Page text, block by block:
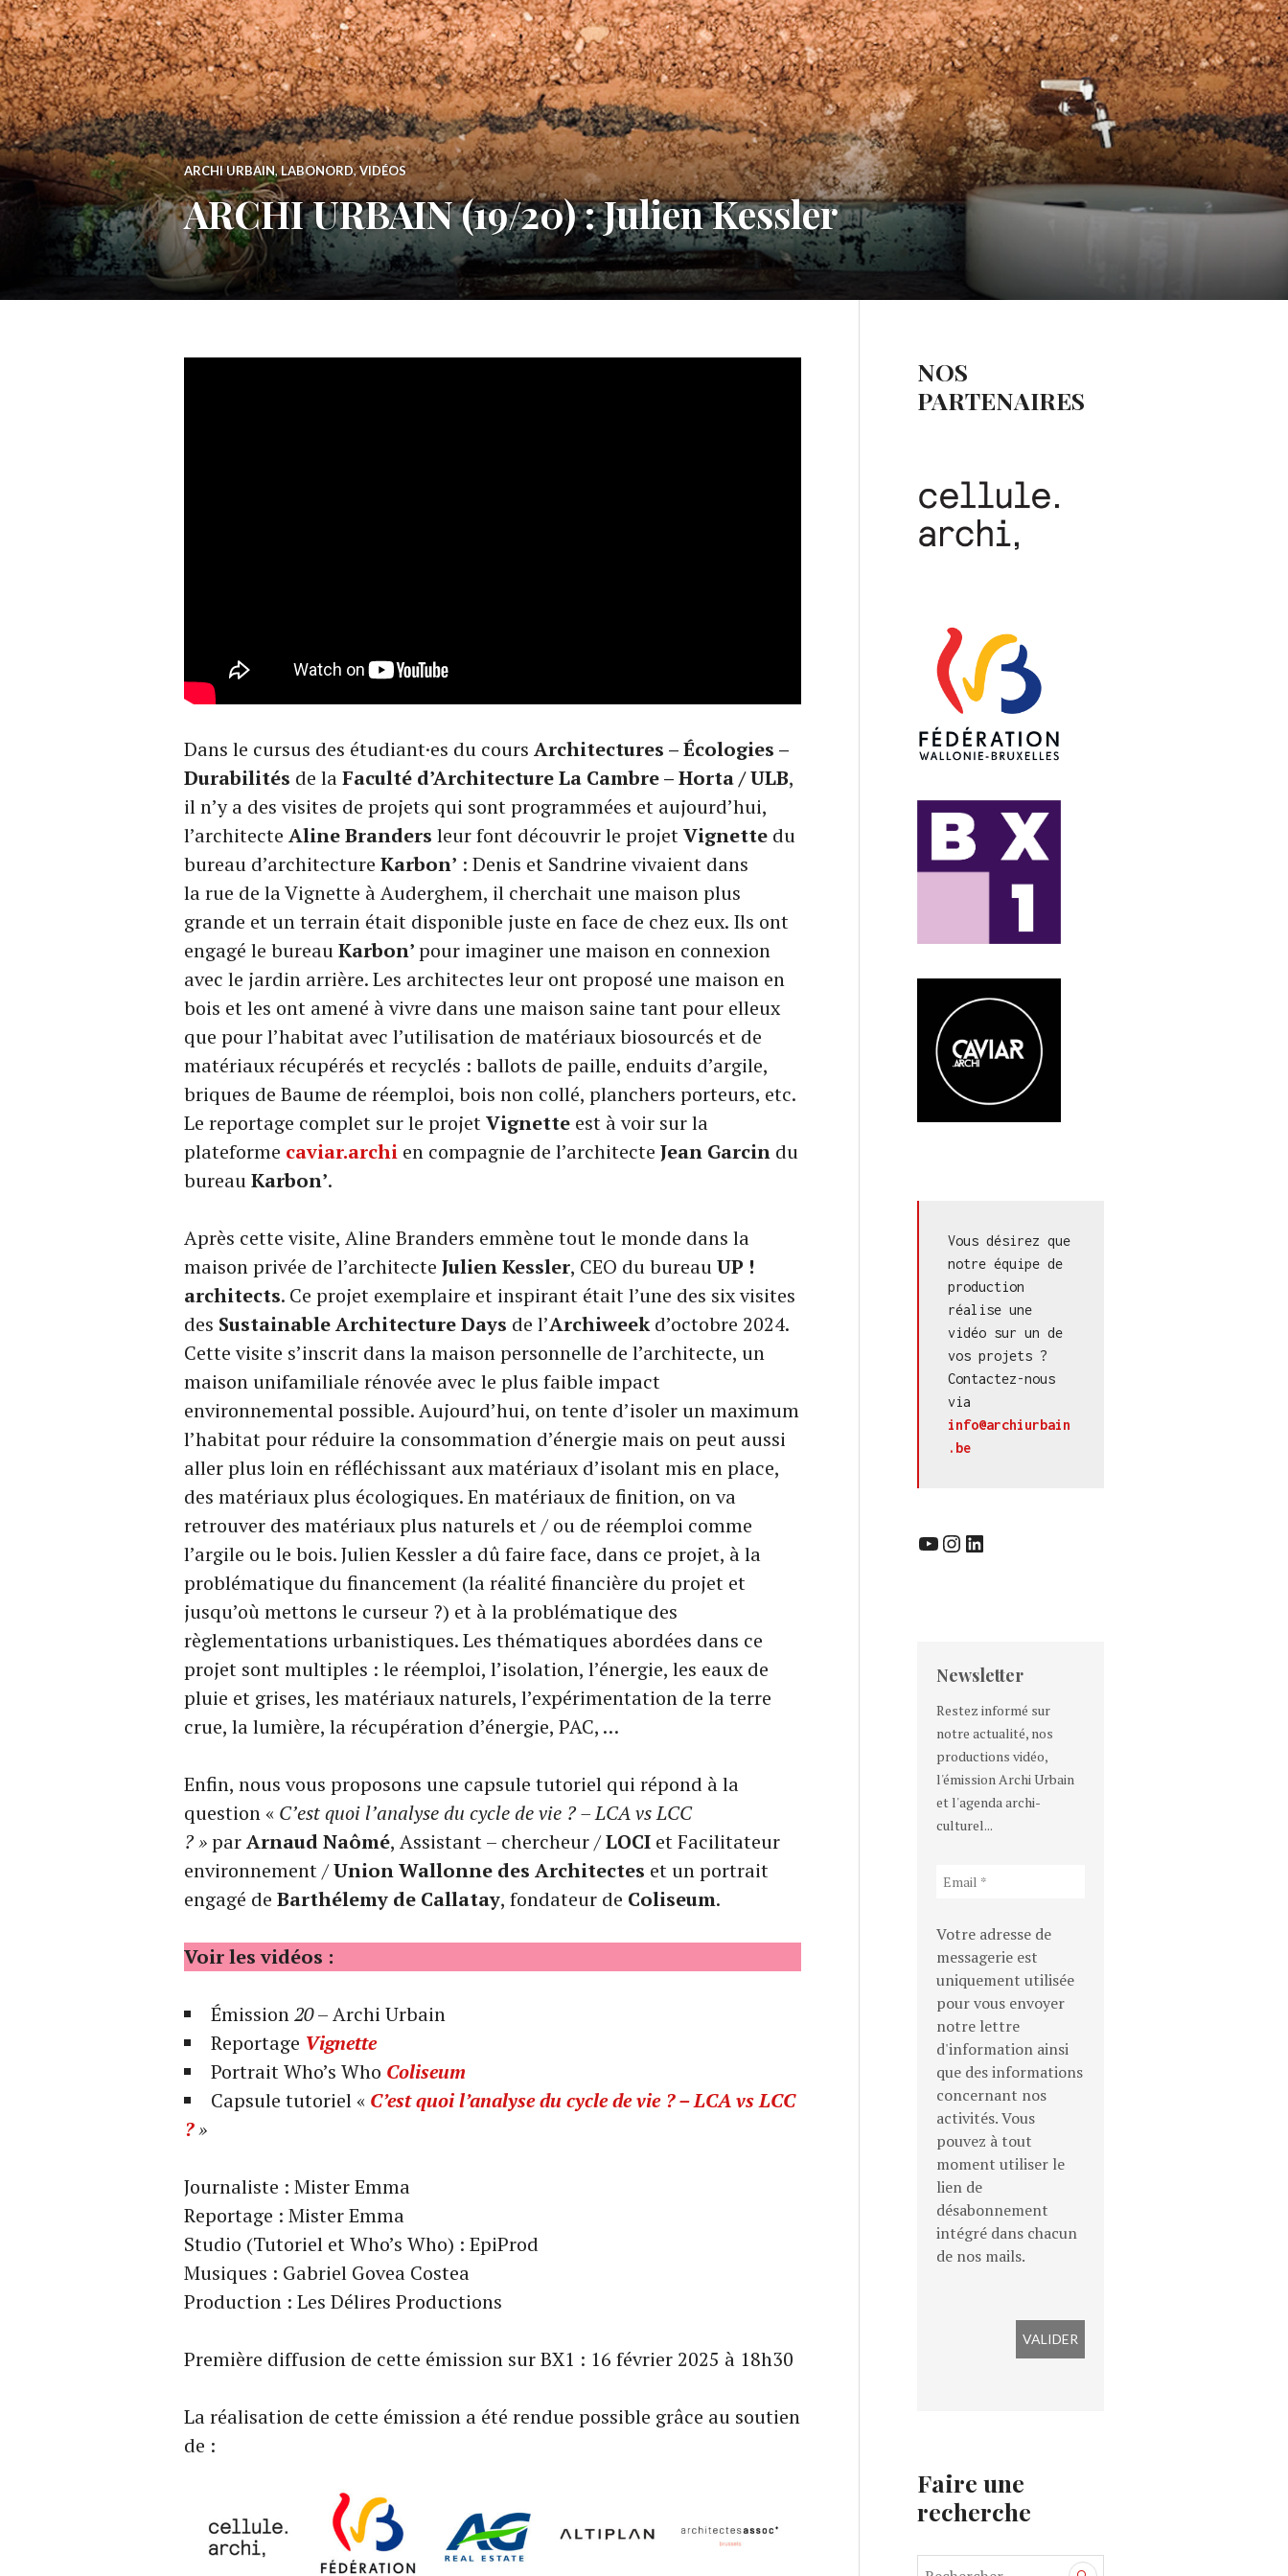
ARCHI URBAIN,LABONORD,VIDÉOS
ARCHI URBAIN (19/20) : Julien Kessler
Dans le cursus des étudiant·es du cours Architectures – Écologies –
Durabilités de laFaculté d’Architecture La Cambre – Horta / ULB,
il n’y a des visites de projets qui sont programmées et aujourd’hui,
l’architecte Aline Branders leur font découvrir le projetVignette du
bureau d’architecture Karbon’ : Denis et Sandrine vivaient dans
la rue de la Vignette à Auderghem, il cherchait une maison plus
grande et un terrain était disponible juste en face de chez eux. Ils ont
engagé le bureauKarbon’pour imaginer une maison en connexion
avec le jardin arrière. Les architectes leur ont proposé une maison en
bois et les ont amené à vivre dans une maison saine tant pour elleux
que pour l’habitat avec l’utilisation de matériaux biosourcés et de
matériaux récupérés et recyclés : ballots de paille, enduits d’argile,
briques de Baume de réemploi, bois non collé, planchers porteurs, etc.
Le reportage complet sur le projetVignette est à voir sur la
plateforme caviar.archi en compagnie de l’architecte Jean Garcin du
bureauKarbon’.
Après cette visite, Aline Branders emmène tout le monde dans la
maison privée de l’architecte Julien Kessler, CEO du bureauUP !
architects. Ce projet exemplaire et inspirant était l’une des six visites
des Sustainable Architecture Days de l’Archiweekd’octobre 2024.
Cette visite s’inscrit dans la maison personnelle de l’architecte, un
maison unifamiliale rénovée avec le plus faible impact
environnemental possible. Aujourd’hui, on tente d’isoler un maximum
l’habitat pour réduire la consommation d’énergie mais on peut aussi
aller plus loin en réfléchissant aux matériaux d’isolant mis en place,
des matériaux plus écologiques. En matériaux de finition, on va
retrouver des matériaux plus naturels et / ou de réemploi comme
l’argile ou le bois. Julien Kessler a dû faire face, dans ce projet, à la
problématique du financement (la réalité financière du projet et
jusqu’où mettons le curseur ?) et à la problématique des
règlementations urbanistiques. Les thématiques abordées dans ce
projet sont multiples : le réemploi, l’isolation, l’énergie, les eaux de
pluie et grises, les matériaux naturels, l’expérimentation de la terre
crue, la lumière, la récupération d’énergie, PAC, …
Enfin, nous vous proposons une capsule tutoriel qui répond à la
question « C’est quoi l’analyse du cycle de vie ? – LCA vs LCC
? »parArnaud Naômé, Assistant – chercheur /LOCI et Facilitateur
environnement /Union Wallonne des Architectes et un portrait
engagé de Barthélemy de Callatay, fondateur de Coliseum.
Voir les vidéos :
Émission20– Archi Urbain
Reportage Vignette
Portrait Who’s Who Coliseum
Capsule tutoriel « C’est quoi l’analyse du cycle de vie ? – LCA vs LCC
?»
Journaliste : Mister Emma
Reportage : Mister Emma
Studio (Tutoriel et Who’s Who) : EpiProd
Musiques : Gabriel Govea Costea
Production : Les Délires Productions
Première diffusion de cette émission sur BX1 : 16 février 2025 à 18h30
La réalisation de cette émission a été rendue possible grâce au soutien
de :
NOS
PARTENAIRES
Vous désirez que
notre équipe de
production
réalise une
vidéo sur un de
vos projets ?
Contactez-nous
info@archiurbain
.be
YouTube InstagramLinkedIn
Newsletter
Restez informé sur
notre actualité, nos
productions vidéo,
l'émission Archi Urbain
et l'agenda archi-
culturel...
Votre adresse de
messagerie est
uniquement utilisée
pour vous envoyer
notre lettre
d'information ainsi
que des informations
concernant nos
activités. Vous
pouvez à tout
moment utiliser le
lien de
désabonnement
intégré dans chacun
de nos mails.
Faire une
recherche